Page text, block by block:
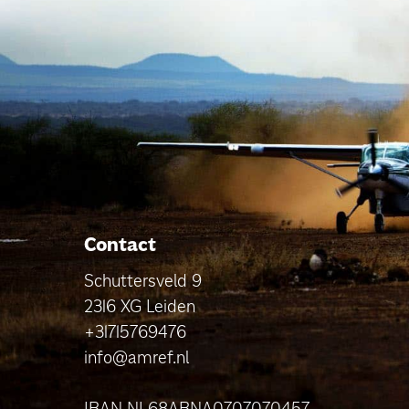
Contact
Schuttersveld 9
2316 XG Leiden
+31715769476
info@amref.nl